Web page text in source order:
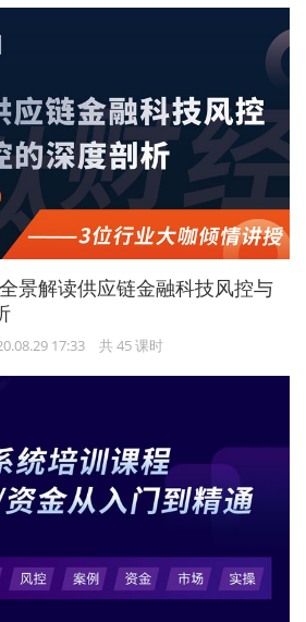
贸合作协定，与俄罗斯完成欧亚
合可研。
国积极筹办首届中国国际进口博
经顺利完成，有138个国家和地
多家企业已确认参展。
国家核准《“一带一路”融资指导
资银行设立71家一级机构。与非洲
行、欧洲复兴开发银行等多边开
作。启动建立“一带一路”国际商事
教育、科技、金融、能源、农
通等多个领域的专项合作规划。
计划，在境外设立办学机构。
留学生达30多万人，赴沿线国家
预计到2020年，与沿线国家双向旅
景解读供应链金融科技风控与
17:33 共 45 课时